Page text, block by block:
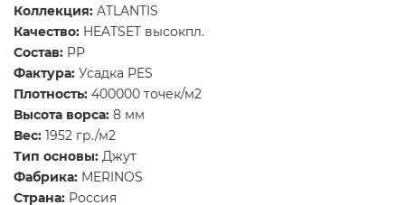
Коллекция: ATLANTIS
Качество: HEATSET высокпл.
Состав: PP
Фактура: Усадка PES
Плотность: 400000 точек/м2
Высота ворса: 8 мм
Вес: 1952 гр./м2
Тип основы: Джут
Фабрика: MERINOS
Страна: Россия